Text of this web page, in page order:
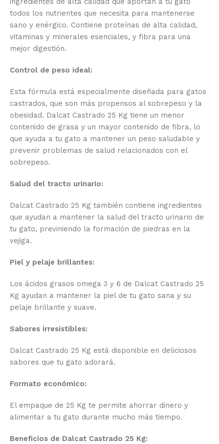
todos los nutrientes que necesita para mantenerse
sano y enérgico. Contiene proteínas de alta calidad,
vitaminas y minerales esenciales, y fibra para una
mejor digestión.
Control de peso ideal:
Esta fórmula está especialmente diseñada para gatos
castrados, que son más propensos al sobrepeso y la
obesidad. Dalcat Castrado 25 Kg tiene un menor
contenido de grasa y un mayor contenido de fibra, lo
que ayuda a tu gato a mantener un peso saludable y
prevenir problemas de salud relacionados con el
sobrepeso.
Salud del tracto urinario:
Dalcat Castrado 25 Kg también contiene ingredientes
que ayudan a mantener la salud del tracto urinario de
tu gato, previniendo la formación de piedras en la
vejiga.
Piel y pelaje brillantes:
Los ácidos grasos omega 3 y 6 de Dalcat Castrado 25
Kg ayudan a mantener la piel de tu gato sana y su
pelaje brillante y suave.
Sabores irresistibles:
Dalcat Castrado 25 Kg está disponible en deliciosos
sabores que tu gato adorará.
Formato económico:
El empaque de 25 Kg te permite ahorrar dinero y
alimentar a tu gato durante mucho más tiempo.
Beneficios de Dalcat Castrado 25 Kg: